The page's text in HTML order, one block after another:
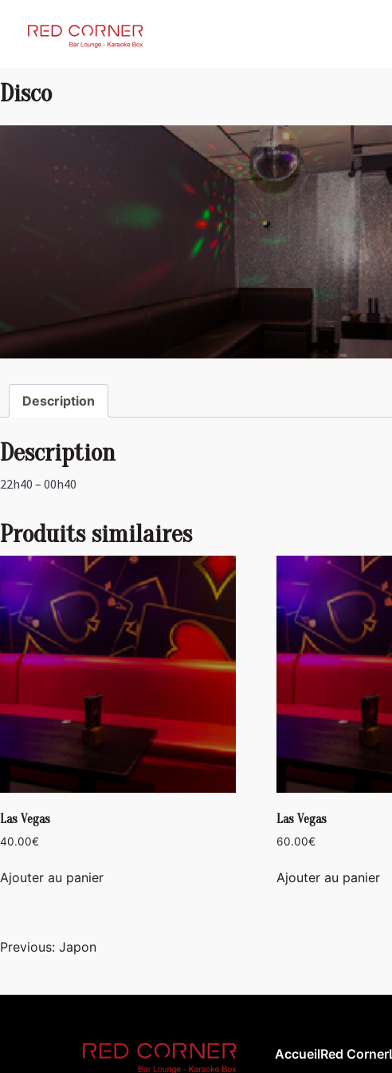
RED CORNER
Disco
Description
Description
22h40 – 00h40
Produits similaires
Las Vegas
40.00€
Ajouter au panier
Las Vegas
60.00€
Ajouter au panier
Navigation
Previous: Japon
AccueilRed Corner